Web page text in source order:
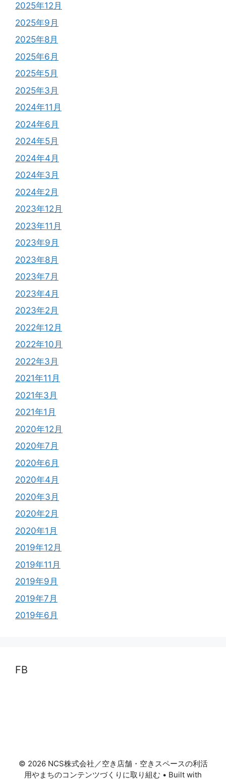
2025年12月
2025年9月
2025年8月
2025年6月
2025年5月
2025年3月
2024年11月
2024年6月
2024年5月
2024年4月
2024年3月
2024年2月
2023年12月
2023年11月
2023年9月
2023年8月
2023年7月
2023年4月
2023年2月
2022年12月
2022年10月
2022年3月
2021年11月
2021年3月
2021年1月
2020年12月
2020年7月
2020年6月
2020年4月
2020年3月
2020年2月
2020年1月
2019年12月
2019年11月
2019年9月
2019年7月
2019年6月
FB
© 2026 NCS株式会社／空き店舗・空きスペースの利活
用やまちのコンテンツづくりに取り組む • Built with